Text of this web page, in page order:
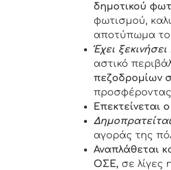
δημοτικού
φωτισμού,
αποτύπωμα
Έχει
αστικό
πεζοδρομίων
Επεκτείνεται
αγοράς της
Αναπλάθεται
ΟΣΕ, σε λίγες